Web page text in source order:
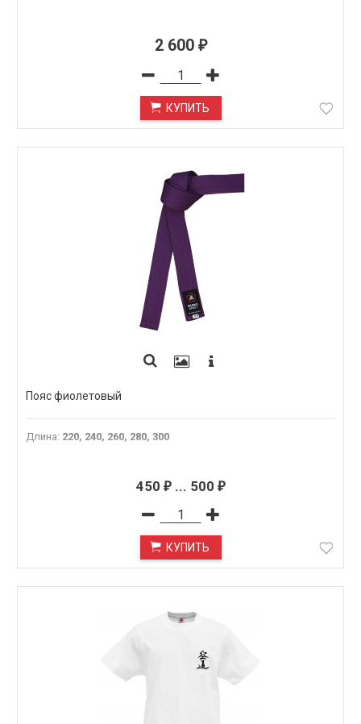
2 600 ₽
КУПИТЬ
Пояс фиолетовый
Длина: 220, 240, 260, 280, 300
450 ₽... 500 ₽
КУПИТЬ